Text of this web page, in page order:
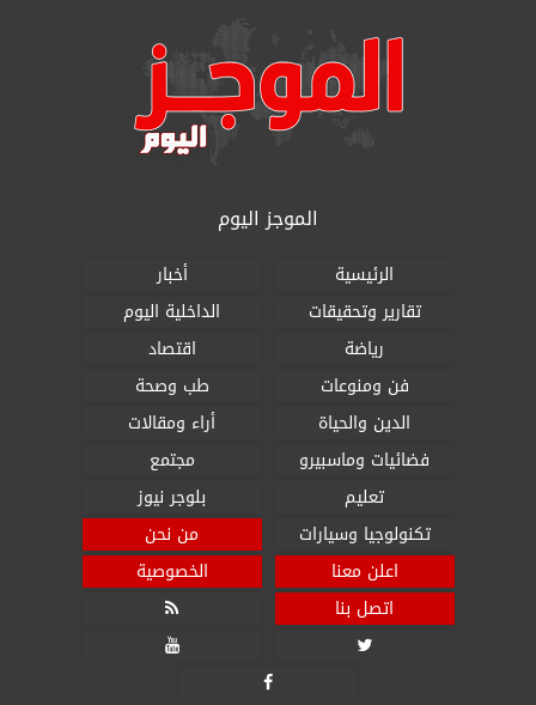
الموجز اليوم
الرئيسية
أخبار
تقارير وتحقيقات
الداخلية اليوم
رياضة
اقتصاد
فن ومنوعات
طب وصحة
الدين والحياة
أراء ومقالات
فضائيات وماسبيرو
مجتمع
تعليم
بلوجر نيوز
تكنولوجيا وسيارات
من نحن
اعلن معنا
الخصوصية
اتصل بنا



